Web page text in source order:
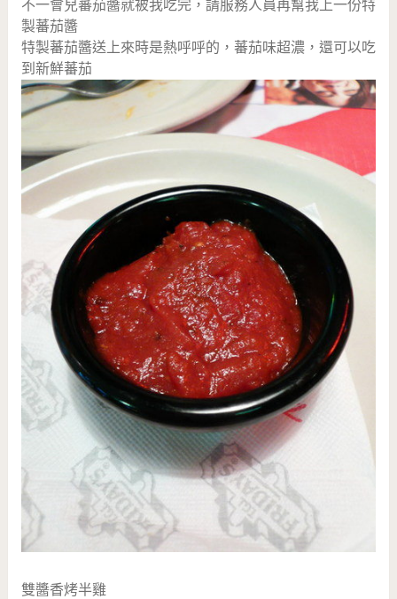
不一會兒蕃茄醬就被我吃完，請服務人員再幫我上一份特
製蕃茄醬
特製蕃茄醬送上來時是熱呼呼的，蕃茄味超濃，還可以吃
到新鮮蕃茄
雙醬香烤半雞